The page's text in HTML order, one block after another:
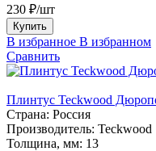
230 ₽/шт
Купить
В избранное В избранном
Сравнить
Плинтус Teckwood
Страна: Россия
Производитель: Teckwood
Толщина, мм: 13